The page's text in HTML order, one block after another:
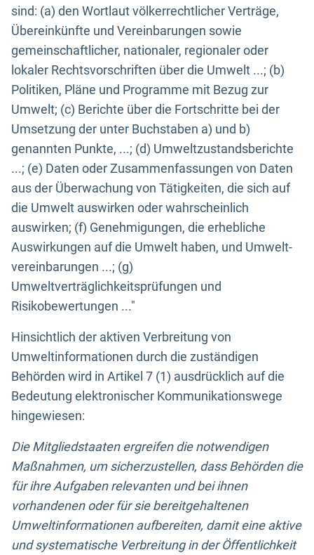
sind: (a) den Wortlaut völkerrechtlicher Verträge,
Übereinkünfte und Vereinbarungen sowie
gemeinschaftlicher, nationaler, regionaler oder
lokaler Rechtsvorschriften über die Umwelt ...; (b)
Politiken, Pläne und Programme mit Bezug zur
Umwelt; (c) Berichte über die Fortschritte bei der
Umsetzung der unter Buchstaben a) und b)
genannten Punkte, ...; (d) Umweltzustandsberichte
...; (e) Daten oder Zusammenfassungen von Daten
aus der Überwachung von Tätigkeiten, die sich auf
die Umwelt auswirken oder wahrscheinlich
auswirken; (f) Genehmigungen, die erhebliche
Auswirkungen auf die Umwelt haben, und Umwelt-
vereinbarungen ...; (g)
Umweltverträglichkeitsprüfungen und
Risikobewertungen ..."
Hinsichtlich der aktiven Verbreitung von
Umweltinformationen durch die zuständigen
Behörden wird in Artikel 7 (1) ausdrücklich auf die
Bedeutung elektronischer Kommunikationswege
hingewiesen:
Die Mitgliedstaaten ergreifen die notwendigen
Maßnahmen, um sicherzustellen, dass Behörden die
für ihre Aufgaben relevanten und bei ihnen
vorhandenen oder für sie bereitgehaltenen
Umweltinformationen aufbereiten, damit eine aktive
und systematische Verbreitung in der Öffentlichkeit